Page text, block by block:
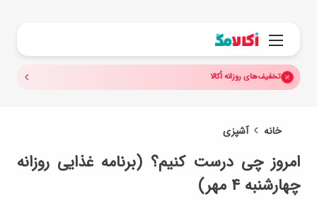
منو
تخفیف‌های روزانه اُکالا
خانه آشپزی
امروز چی درست کنیم؟ (برنامه غذایی روزانه
چهارشنبه ۴ مهر)